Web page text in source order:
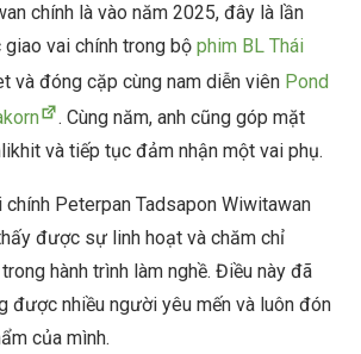
chính là vào năm 2025, đây là lần
vai chính trong bộ phim BL Thái
và đóng cặp cùng nam diễn viên Pond
. Cùng năm, anh cũng góp mặt
và tiếp tục đảm nhận một vai phụ.
Peterpan Tadsapon Wiwitawan
được sự linh hoạt và chăm chỉ
hành trình làm nghề. Điều này đã
được nhiều người yêu mến và luôn đón
của mình.